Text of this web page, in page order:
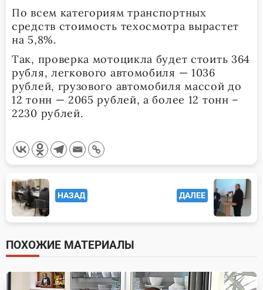
По всем категориям транспортных
средств стоимость техосмотра вырастет
на 5,8%.
Так, проверка мотоцикла будет стоить 364
рубля, легкового автомобиля — 1036
рублей, грузового автомобиля массой до
12 тонн — 2065 рублей, а более 12 тонн –
2230 рублей.
<span
class="nav-
subtitle
screen-
reader-
text">Page</span>
НАЗАД ДАЛЕЕ
ПОХОЖИЕ МАТЕРИАЛЫ